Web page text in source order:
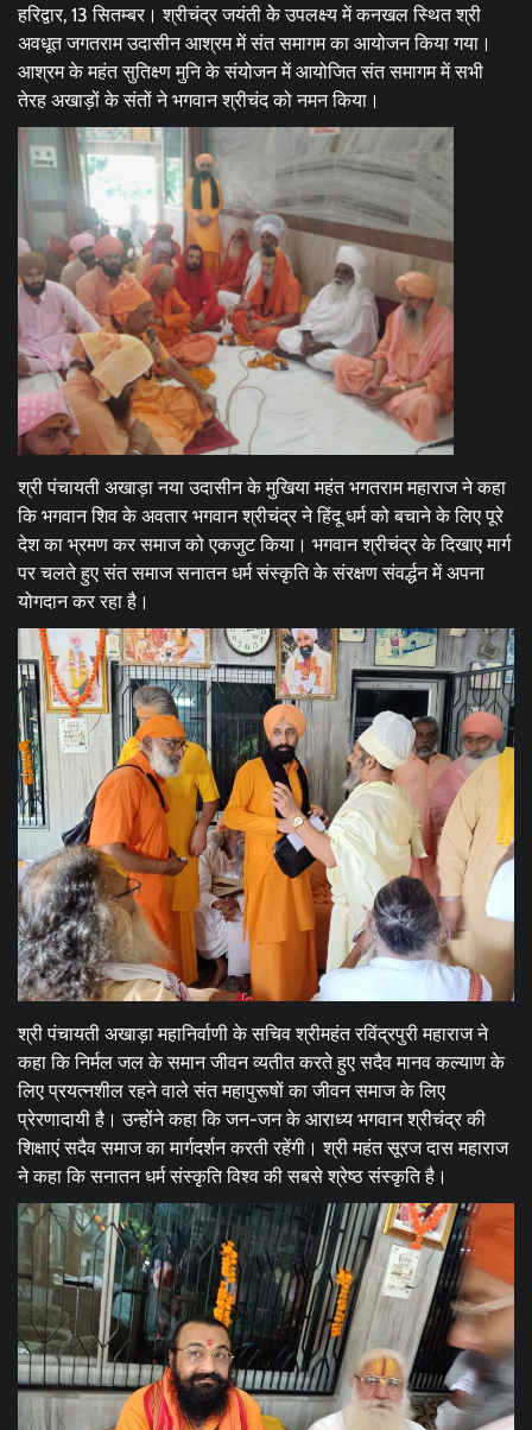
हरिद्वार, 13 सितम्बर। श्रीचंद्र जयंती केे उपलक्ष्य में कनखल स्थित श्री
अवधूत जगतराम उदासीन आश्रम में संत समागम का आयोजन किया गया।
आश्रम के महंत सुतिक्ष्ण मुनि के संयोजन में आयोजित संत समागम में सभी
तेरह अखाड़ों के संतों ने भगवान श्रीचंद को नमन किया।
श्री पंचायती अखाड़ा नया उदासीन के मुखिया महंत भगतराम महाराज ने कहा
कि भगवान शिव के अवतार भगवान श्रीचंद्र ने हिंदू धर्म को बचाने के लिए पूरे
देश का भ्रमण कर समाज को एकजुट किया। भगवान श्रीचंद्र के दिखाए मार्ग
पर चलते हुए संत समाज सनातन धर्म संस्कृति के संरक्षण संवर्द्धन में अपना
योगदान कर रहा है।
श्री पंचायती अखाड़ा महानिर्वाणी के सचिव श्रीमहंत रविंद्रपुरी महाराज ने
कहा कि निर्मल जल के समान जीवन व्यतीत करते हुए सदैव मानव कल्याण के
लिए प्रयत्नशील रहने वाले संत महापुरूषों का जीवन समाज के लिए
प्रेरणादायी है। उन्होंने कहा कि जन-जन के आराध्य भगवान श्रीचंद्र की
शिक्षाएं सदैव समाज का मार्गदर्शन करती रहेंगी। श्री महंत सूरज दास महाराज
ने कहा कि सनातन धर्म संस्कृति विश्व की सबसे श्रेष्ठ संस्कृति है।